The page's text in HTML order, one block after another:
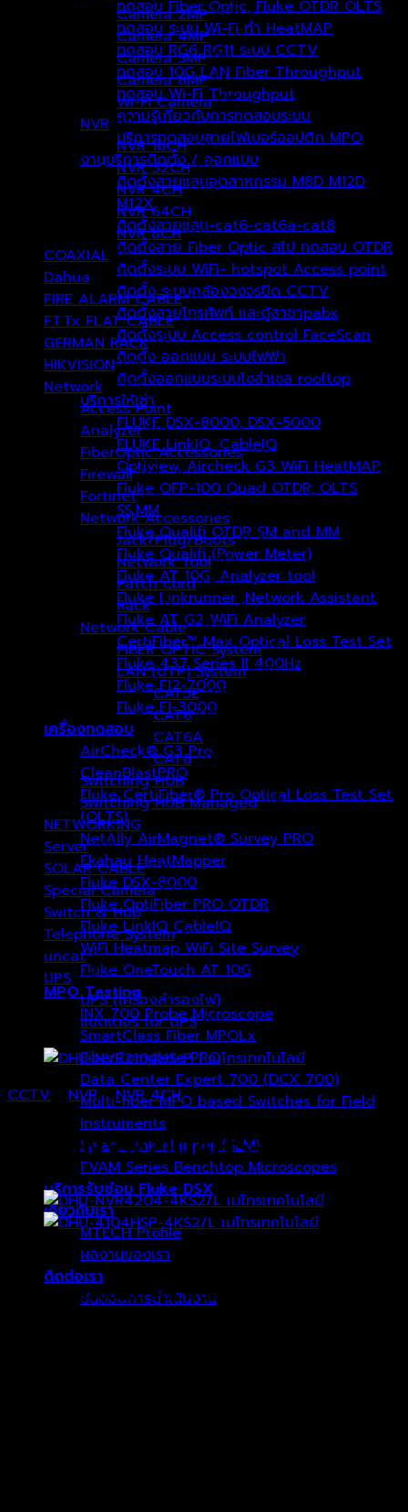
ทดสอบ Fiber Optic, Fluke OTDR OLTS
ทดสอบ ระบบ Wi-Fi ทำ HeatMAP
ทดสอบ RG6 RG11 ระบบ CCTV
ทดสอบ 10G LAN Fiber Throughput
ทดสอบ Wi-Fi Throughput
ความรู้เกี่ยวกับการทดสอบระบบ
บริการทดสอบสายไฟเบอร์ออปติก MPO
งานบริการติดตั้ง / ออกแบบ
ติดตั้งสายแลนอุตสาหกรรม M8D M12D
M12X
ติดตั้งสายแลน-cat6-cat6a-cat8
ติดตั้งสาย Fiber Optic สไป ทดสอบ OTDR
ติดตั้งระบบ WiFi- hotspot Access point
ติดตั้ง ระบบกล้องวงจรปิด CCTV
ติดตั้งสายโทรศัพท์ และตู้สาขาpabx
ติดตั้งระบบ Access control FaceScan
ติดตั้ง ออกแบบ ระบบไฟฟ้า
ติดตั้งออกแบบระบบโซล่าเซล rooftop
บริการให้เช่า
FLUKE DSX-8000, DSX-5000
FLUKE LinkIQ, CableIQ
Optiview, Aircheck G3 WiFi HeatMAP
Fluke OFP-100 Quad OTDR, OLTS
SS,MM
Fluke Qualifi OTDR SM and MM
Fluke Qualifi (Power Meter)
Fluke AT 10G, Analyzer tool
Fluke Linkrunner ,Network Assistant
Fluke AT G2 WiFi Analyzer
CertiFiber™ Max Optical Loss Test Set
Fluke 437 Series II 400Hz
Fluke FI2-7000
Fluke FI-3000
เครื่องทดสอบ
AirCheck® G3 Pro
CleanBlastPRO
Fluke CertiFiber® Pro Optical Loss Test Set
(OLTS)
NetAlly AirMagnet® Survey PRO
Ekahau HeatMapper
Fluke DSX-8000
Fluke OptiFiber PRO OTDR
Fluke LinkIQ CableIQ
WiFi Heatmap WiFi Site Survey
Fluke OneTouch AT 10G
MPO Testing
INX 700 Probe Microscope
SmartClass Fiber MPOLx
FiberComplete PRO
Data Center Expert 700 (DCX 700)
Multi-fiber MPO based Switches for Field
Instruments
Smart Link Mapper (SLM)
FVAM Series Benchtop Microscopes
บริการรับซ่อม Fluke DSX
เกี่ยวกับเรา
MTECH Profile
ผลงานของเรา
ติดต่อเรา
ขั้นตอนการดำเนินงาน
Camera 2MP (53)
Camera 4MP (22)
Camera 5MP (8)
Camera 8MP (4)
Wi-Fi Camera (4)
NVR (8)
NVR 16CH (0)
NVR 32CH (0)
NVR 4CH (7)
NVR 64CH
NVR 8CH (0)
COAXIAL (1)
Dahua
(177)
FIRE ALARM CABLE (1)
FTTx FLAT CABLE (2)
GERMAN RACK (1)
HIKVISION (115)
Network
(136)
Access Point
Analyzer (0)
FiberOptic Accessories (0)
Firewall (0)
Fortinet (0)
Network Accessories
Jack/Plug/Boots (52)
Network Tool (0)
Patch cord (42)
Rack (1)
Network Cable (40)
FIBER OPTIC System (1)
LAN (UTP) System (39)
CAT5E (14)
CAT6 (18)
CAT6A
CAT8 (1)
Switching HUB
Switching HUB Managed (0)
NETWORKING
Server (0)
SOLAR CABLE (3)
Special Camera (27)
Switch & Hub (7)
Telephone System (1)
uncat (1)
UPS (0)
UPS (เครื่องสำรองไฟ)
แบตเตอรี่ for UPS (0)
CCTV NVR / NVR 4CH
DHU-NVR2104HS-P-I
DAHUA เครื่องบันทึก POE 4 ช่อง รุ่น DHI-NVR2104HS-